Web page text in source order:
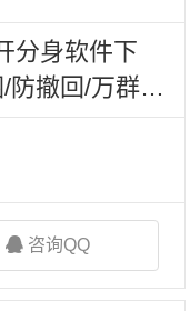
分身软件下
防撤回/万群同
助发码平台
咨询QQ